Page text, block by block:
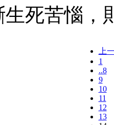
死苦惱，
上
1
..8
9
10
11
12
13